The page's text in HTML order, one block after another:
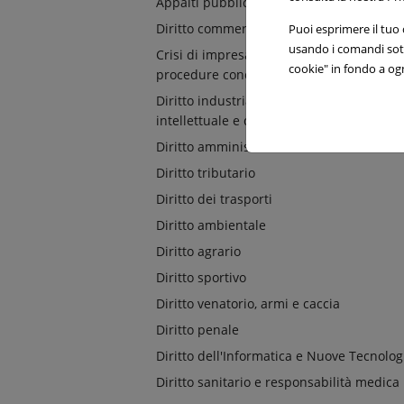
Diritto commerciale e societario
Crisi di impresa, ristrutturazioni e
procedure concorsuali
Diritto industriale, della proprietà
intellettuale e della concorrenza
Diritto amministrativo
Diritto tributario
Diritto dei trasporti
Diritto ambientale
Diritto agrario
Diritto sportivo
Diritto venatorio, armi e caccia
Diritto penale
Diritto dell'Informatica e Nuove
Diritto sanitario e responsabilità medica
Puoi esprimere il
usando i comandi
cookie" in fondo a